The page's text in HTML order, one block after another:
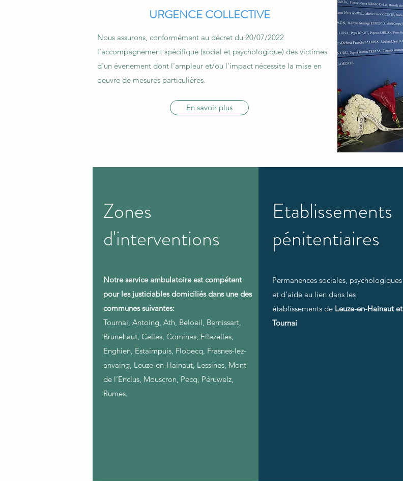
URGENCE COLLECTIVE
Nous assurons, conformément au décret du 20/07/2022
l'accompagnement spécifique (social et psychologique) des victimes
d'un évenement dont l'ampleur et/ou l'impact nécessite la mise en
oeuvre de mesures particulières.
En savoir plus
Zones
d'interventions
Notre service ambulatoire est compétent
pour les justiciables domiciliés dans une des
communes suivantes:
Tournai, Antoing, Ath, Beloeil, Bernissart,
Brunehaut, Celles, Comines, Ellezelles,
Enghien, Estaimpuis, Flobecq, Frasnes-lez-
anvaing, Leuze-en-Hainaut, Lessines, Mont
de l’Enclus, Mouscron, Pecq, Péruwelz,
Rumes.
Etablissements
pénitentiaires
Permanences sociales, psychologiques
et d'aide au lien dans les
établissements de Leuze-en-Hainaut et
Tournai